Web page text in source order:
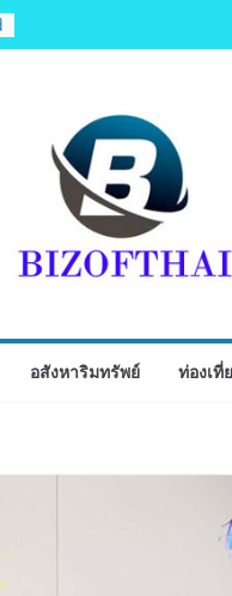
อสังหาริมทรัพย์ ท่องเที่